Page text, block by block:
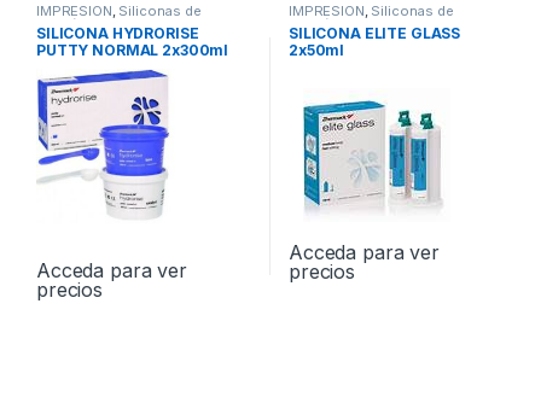
IMPRESION, Siliconas de
Adición
SILICONA HYDRORISE
PUTTY NORMAL 2x300ml
Acceda para ver
precios
IMPRESION, Siliconas de
Adición
SILICONA ELITE GLASS
2x50ml
Acceda para ver
precios